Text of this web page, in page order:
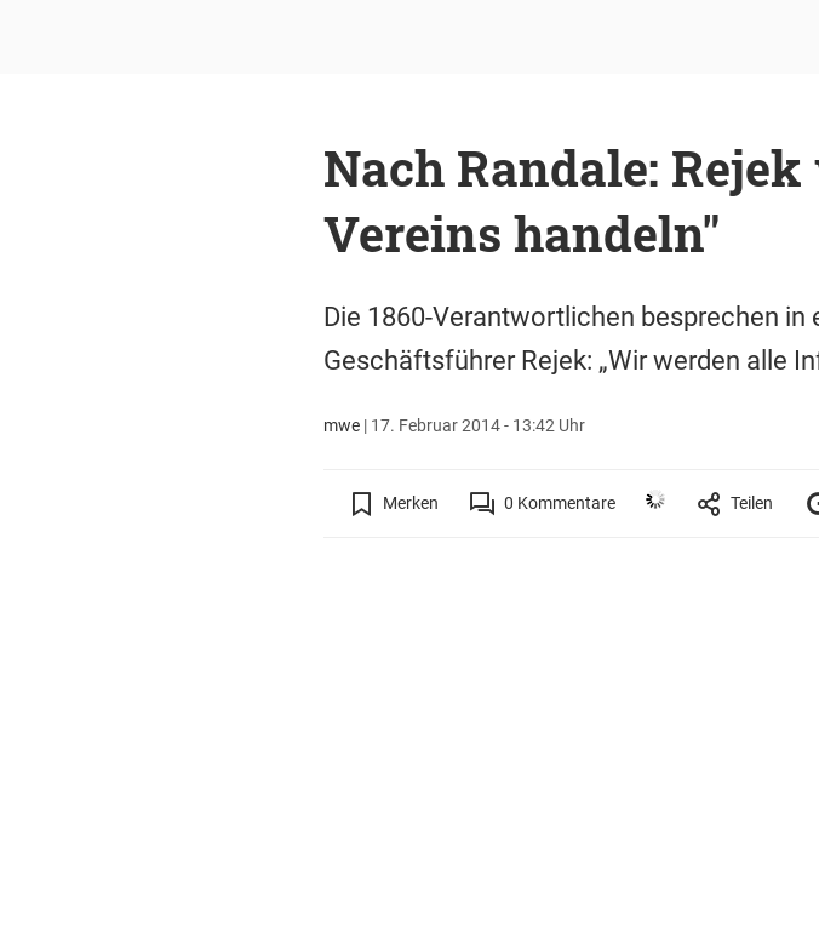
Nach Randale:
Vereins handeln"
Die 1860-Verantwortlichen besprechen
Geschäftsführer Rejek: „Wir werden alle
mwe| 17. Februar 2014 - 13:42 Uhr
Merken 0 Kommentare Teilen